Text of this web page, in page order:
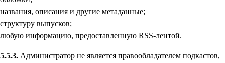
названия, описания и другие метаданные;
структуру выпусков;
любую информацию, предоставленную RSS-лентой.
5.5.3. Администратор не является правообладателем подкастов,